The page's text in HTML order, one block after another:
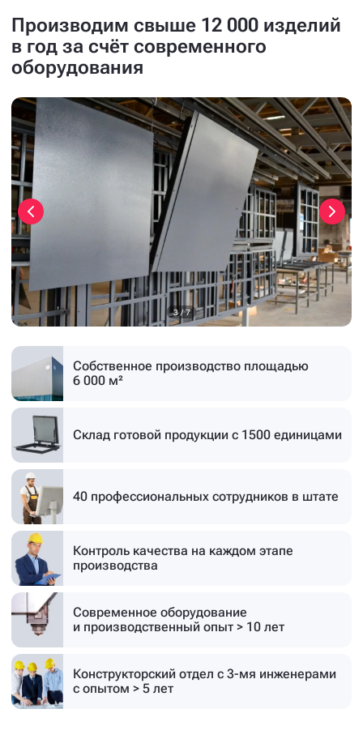
Производим свыше 12 000 изделий
в год за счёт современного
оборудования
3 / 7
Собственное производство площадью
6 000 м²
Склад готовой продукции с 1500 единицами
40 профессиональных сотрудников в штате
Контроль качества на каждом этапе
производства
Современное оборудование
и производственный опыт > 10 лет
Конструкторский отдел с 3-мя инженерами
с опытом > 5 лет